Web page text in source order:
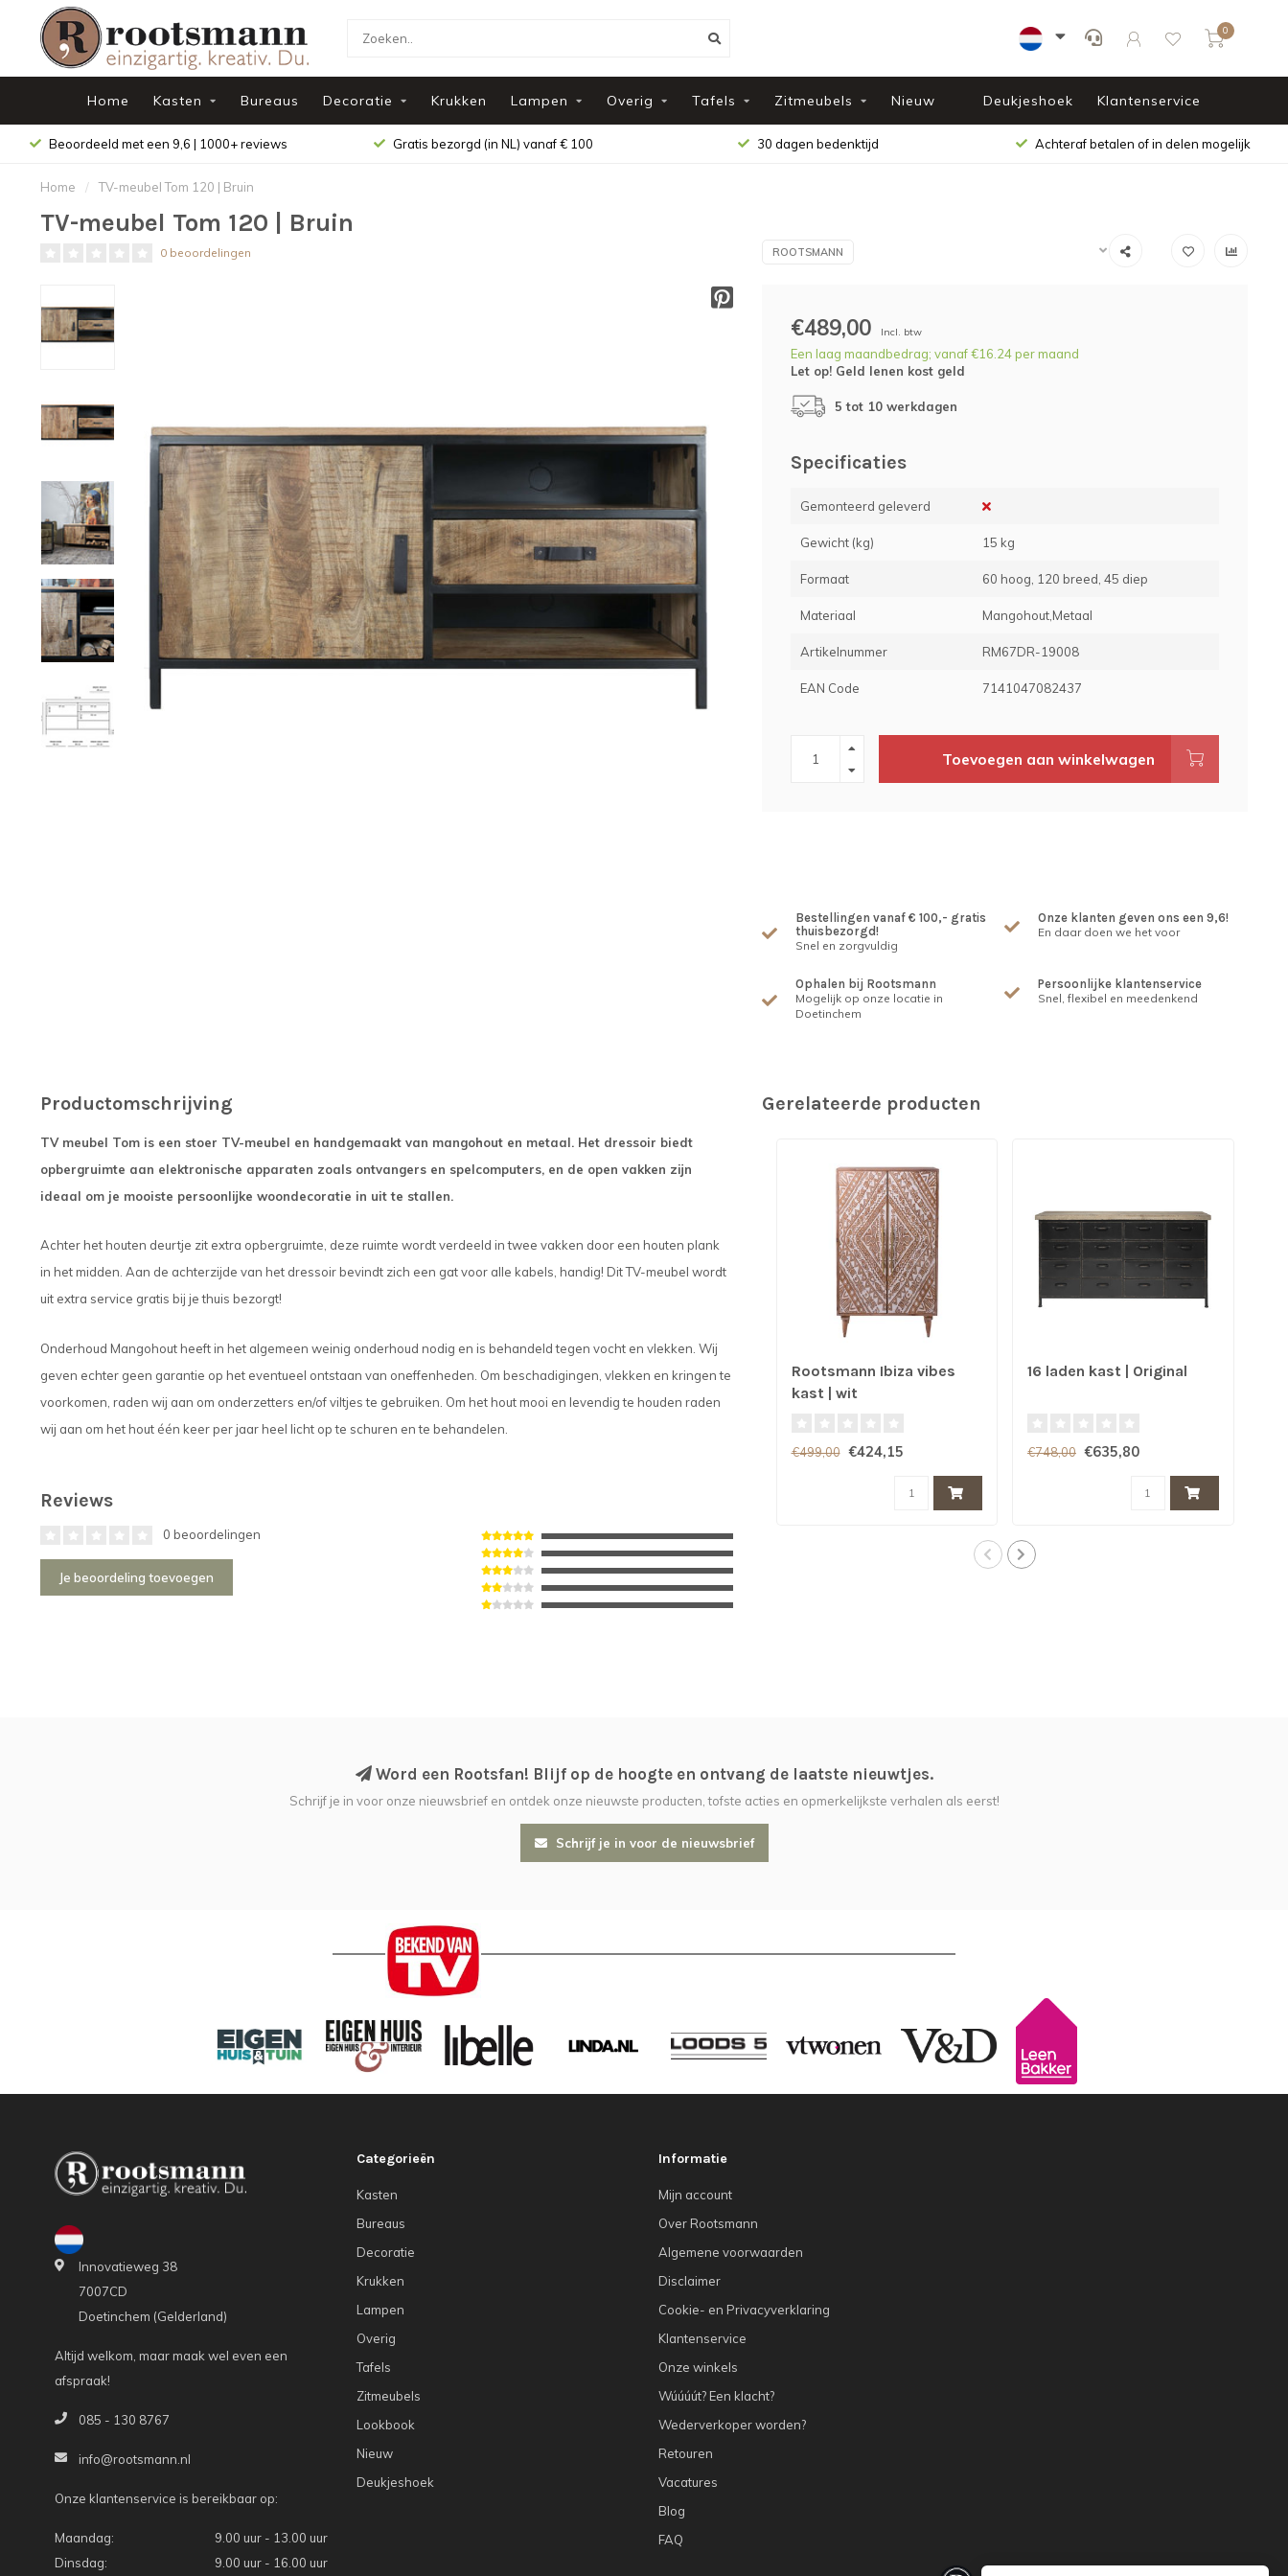
0
Home Kasten Bureaus Decoratie Krukken Lampen Overig Tafels Zitmeubels Nieuw Deukjeshoek Klantenservice
Beoordeeld met een 9,6 | 1000+ reviews Gratis bezorgd (in NL) vanaf € 100 30 dagen bedenktijd Achteraf betalen of in delen mogelijk
Home / TV-meubel Tom 120 | Bruin
TV-meubel Tom 120 | Bruin
0 beoordelingen ROOTSMANN
€489,00 Incl. btw
Een laag maandbedrag; vanaf €16.24 per maand
Let op! Geld lenen kost geld
5 tot 10 werkdagen
Specificaties
Gemonteerd geleverd
Gewicht (kg) 15 kg
Formaat 60 hoog, 120 breed, 45 diep
Materiaal Mangohout,Metaal
Artikelnummer RM67DR-19008
EAN Code 7141047082437
Toevoegen aan winkelwagen
Bestellingen vanaf € 100,- gratis
thuisbezorgd!
Snel en zorgvuldig
Onze klanten geven ons een 9,6!
En daar doen we het voor
Ophalen bij Rootsmann
Mogelijk op onze locatie in
Doetinchem
Persoonlijke klantenservice
Snel, flexibel en meedenkend
Productomschrijving
TV meubel Tom is een stoer TV-meubel en handgemaakt van mangohout en metaal. Het dressoir biedt
opbergruimte aan elektronische apparaten zoals ontvangers en spelcomputers, en de open vakken zijn
ideaal om je mooiste persoonlijke woondecoratie in uit te stallen.
Achter het houten deurtje zit extra opbergruimte, deze ruimte wordt verdeeld in twee vakken door een houten plank
in het midden. Aan de achterzijde van het dressoir bevindt zich een gat voor alle kabels, handig! Dit TV-meubel wordt
uit extra service gratis bij je thuis bezorgt!
Onderhoud Mangohout heeft in het algemeen weinig onderhoud nodig en is behandeld tegen vocht en vlekken. Wij
geven echter geen garantie op het eventueel ontstaan van oneffenheden. Om beschadigingen, vlekken en kringen te
voorkomen, raden wij aan om onderzetters en/of viltjes te gebruiken. Om het hout mooi en levendig te houden raden
wij aan om het hout één keer per jaar heel licht op te schuren en te behandelen.
Reviews
0 beoordelingen
Je beoordeling toevoegen
Gerelateerde producten
Rootsmann Ibiza vibes
kast | wit
€499,00 €424,15
16 laden kast | Original
€748,00 €635,80
Word een Rootsfan! Blijf op de hoogte en ontvang de laatste nieuwtjes.
Schrijf je in voor onze nieuwsbrief en ontdek onze nieuwste producten, tofste acties en opmerkelijkste verhalen als eerst!
Schrijf je in voor de nieuwsbrief
Innovatieweg 38
7007CD
Doetinchem (Gelderland)
Altijd welkom, maar maak wel even een
afspraak!
085 - 130 8767
info@rootsmann.nl
Onze klantenservice is bereikbaar op:
Maandag:
9.00 uur - 13.00 uur
Dinsdag:
9.00 uur - 16.00 uur
Categorieën
Kasten
Bureaus
Decoratie
Krukken
Lampen
Overig
Tafels
Zitmeubels
Lookbook
Nieuw
Deukjeshoek
Informatie
Mijn account
Over Rootsmann
Algemene voorwaarden
Disclaimer
Cookie- en Privacyverklaring
Klantenservice
Onze winkels
Wúúúút? Een klacht?
Wederverkoper worden?
Retouren
Vacatures
Blog
FAQ